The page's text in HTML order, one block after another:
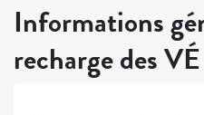
Informations
recharge des VÉ